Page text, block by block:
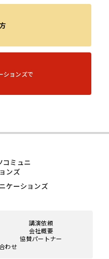
ションズで
ケーションズ
講演依頼
会社概要
協賛パートナー
わせ